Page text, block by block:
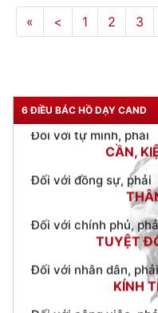
« < 1 2 3
6 ĐIỀU BÁC HỒ DẠY CAND
Đối với tự mình, phải
CẦN,
Đối với đồng sự, phải
Đối với chính phủ,
TUYỆT
Đối với nhân dân, phải
KÍNH
Đối với công việc,